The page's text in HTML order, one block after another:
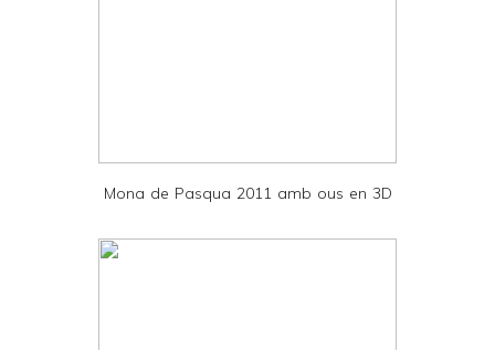
d
Mona de Pasqua 2011 amb ous en 3D